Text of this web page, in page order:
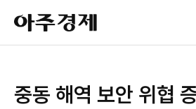
아
주
경
중동 해역 보안 위협